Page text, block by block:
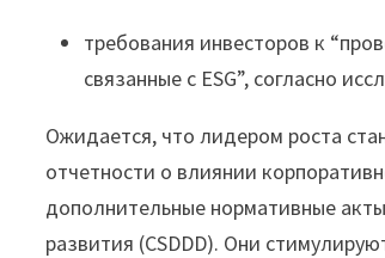
требования инвесторов к
связанные с ESG”, согласно
Ожидается, что лидером роста
отчетности о влиянии
дополнительные нормативные
развития (CSDDD). Они